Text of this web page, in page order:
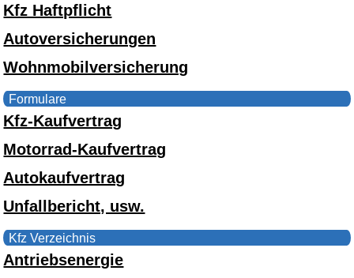
Kfz Haftpflicht
Autoversicherungen
Wohnmobilversicherung
Formulare
Kfz-Kaufvertrag
Motorrad-Kaufvertrag
Autokaufvertrag
Unfallbericht, usw.
Kfz Verzeichnis
Antriebsenergie